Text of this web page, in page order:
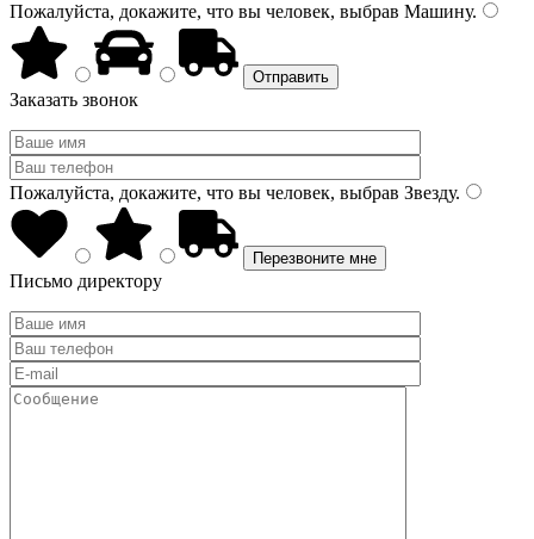
Пожалуйста, докажите, что вы человек, выбрав Машину.
Заказать звонок
Пожалуйста, докажите, что вы человек, выбрав Звезду.
Письмо директору